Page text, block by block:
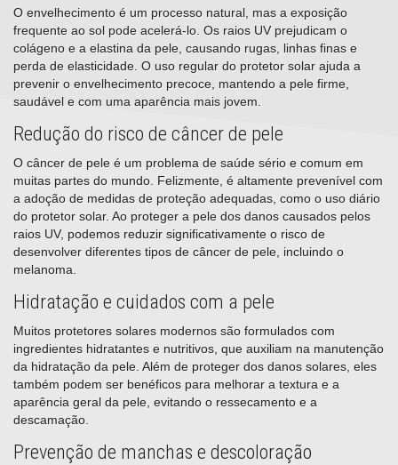
O envelhecimento é um processo natural, mas a exposição
frequente ao sol pode acelerá-lo. Os raios UV prejudicam o
colágeno e a elastina da pele, causando rugas, linhas finas e
perda de elasticidade. O uso regular do protetor solar ajuda a
prevenir o envelhecimento precoce, mantendo a pele firme,
saudável e com uma aparência mais jovem.
Redução do risco de câncer de pele
O câncer de pele é um problema de saúde sério e comum em
muitas partes do mundo. Felizmente, é altamente prevenível com
a adoção de medidas de proteção adequadas, como o uso diário
do protetor solar. Ao proteger a pele dos danos causados pelos
raios UV, podemos reduzir significativamente o risco de
desenvolver diferentes tipos de câncer de pele, incluindo o
melanoma.
Hidratação e cuidados com a pele
Muitos protetores solares modernos são formulados com
ingredientes hidratantes e nutritivos, que auxiliam na manutenção
da hidratação da pele. Além de proteger dos danos solares, eles
também podem ser benéficos para melhorar a textura e a
aparência geral da pele, evitando o ressecamento e a
descamação.
Prevenção de manchas e descoloração